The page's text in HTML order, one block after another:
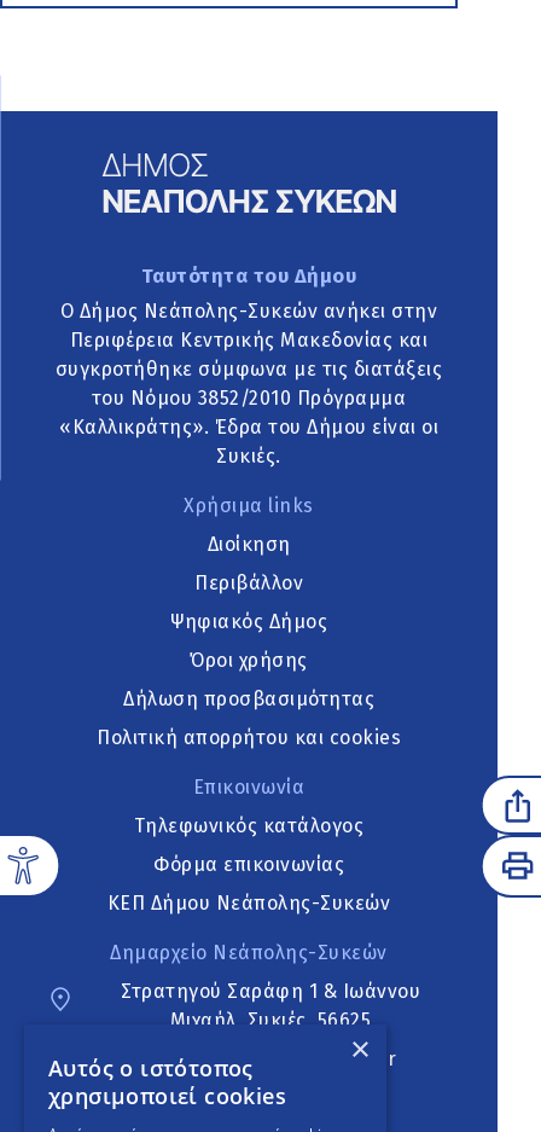
Ταυτότητα του Δήμου
Ο Δήμος Νεάπολης-Συκεών ανήκει στην
Περιφέρεια Κεντρικής Μακεδονίας και
συγκροτήθηκε σύμφωνα με τις διατάξεις
του Νόμου 3852/2010 Πρόγραμμα
«Καλλικράτης». Έδρα του Δήμου είναι οι
Συκιές.
Χρήσιμα links
Διοίκηση
Περιβάλλον
Ψηφιακός Δήμος
Όροι χρήσης
Δήλωση προσβασιμότητας
Πολιτική απορρήτου και cookies
Επικοινωνία
Τηλεφωνικός κατάλογος
Φόρμα επικοινωνίας
ΚΕΠ Δήμου Νεάπολης-Συκεών
Δημαρχείο Νεάπολης-Συκεών
Στρατηγού Σαράφη 1 & Ιωάννου
Μιχαήλ, Συκιές, 56625
neapoli.sykies@ddt.gov.gr
Ακολουθήστε
×
Αυτός ο ιστότοπος
χρησιμοποιεί cookies